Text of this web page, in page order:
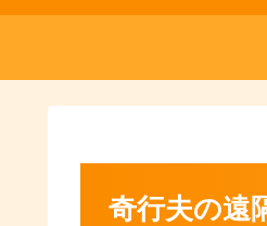
奇行夫の遠